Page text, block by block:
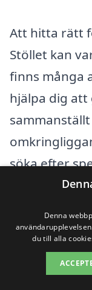
Att hitta rätt
Stöllet kan
finns många
hjälpa dig
söka efter
Några av
Torsby
Denna
du till alla